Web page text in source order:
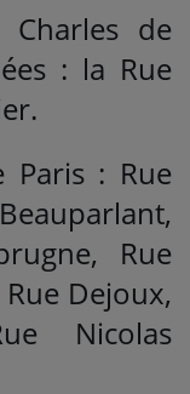
de
: la Rue
Paris : Rue
Rue
Dejoux,
Nicolas